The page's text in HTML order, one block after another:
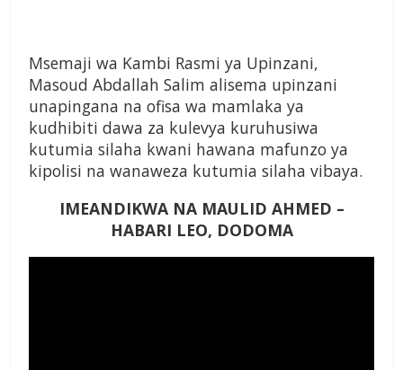
Msemaji wa Kambi Rasmi ya Upinzani,
Masoud Abdallah Salim alisema upinzani
unapingana na ofisa wa mamlaka ya
kudhibiti dawa za kulevya kuruhusiwa
kutumia silaha kwani hawana mafunzo ya
kipolisi na wanaweza kutumia silaha vibaya.
IMEANDIKWA NA MAULID AHMED –
HABARI LEO, DODOMA